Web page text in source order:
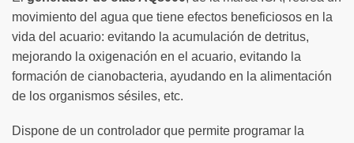
movimiento del agua que tiene efectos beneficiosos en la
vida del acuario: evitando la acumulación de detritus,
mejorando la oxigenación en el acuario, evitando la
formación de cianobacteria, ayudando en la alimentación
de los organismos sésiles, etc.
Dispone de un controlador que permite programar la